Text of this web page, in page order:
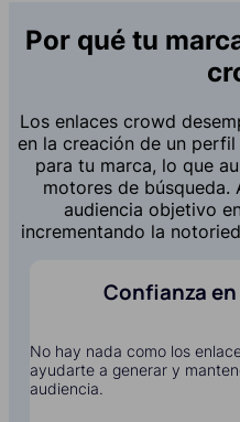
Por qué tu
Los enlaces crowd
en la creación de un
para tu marca, lo que
motores de búsqueda.
audiencia objetivo
incrementando la
Confianza
No hay nada como los
ayudarte a generar y
audiencia.